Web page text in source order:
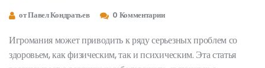
от Павел Кондратьев 0 Комментарии
Игромания может приводить к ряду серьезных проблем со
здоровьем, как физическим, так и психическим. Эта статья